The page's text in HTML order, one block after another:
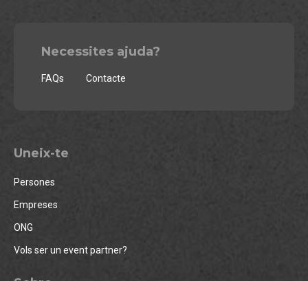
Necessites ajuda?
FAQs Contacte
Uneix-te
Persones
Empreses
ONG
Vols ser un event partner?